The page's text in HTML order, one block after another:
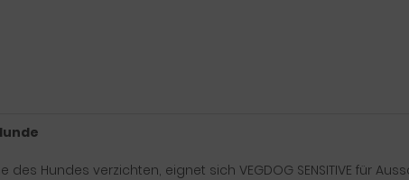
Hundes verzichten, eignet sich VEGDOG SENSITIVE für